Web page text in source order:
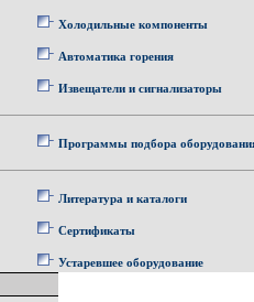
Холодильные компоненты
Автоматика горения
Извещатели и сигнализаторы
Программы подбора
Литература и каталоги
Сертификаты
Устаревшее оборудование